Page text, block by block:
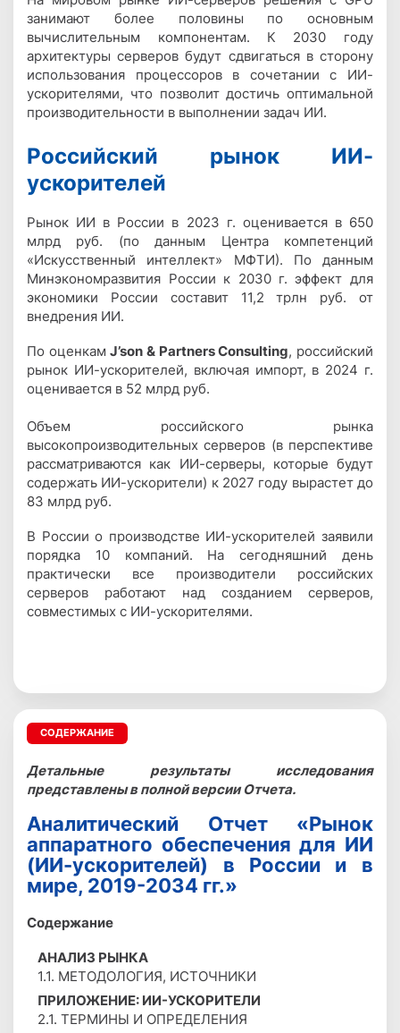
занимают более половины по основным
вычислительным компонентам. К 2030 году
архитектуры серверов будут сдвигаться в сторону
использования процессоров в сочетании с ИИ-
ускорителями, что позволит достичь оптимальной
производительности в выполнении задач ИИ.
Российский рынок ИИ-
ускорителей
Рынок ИИ в России в 2023 г. оценивается в 650
млрд руб. (по данным Центра компетенций
«Искусственный интеллект» МФТИ). По данным
Минэкономразвития России к 2030 г. эффект для
экономики России составит 11,2 трлн руб. от
внедрения ИИ.
По оценкамJ’son & Partners Consulting, российский
рынок ИИ-ускорителей, включая импорт, в 2024 г.
оценивается в 52 млрд руб.
Объем российского рынка
высокопроизводительных серверов (в перспективе
рассматриваются как ИИ-серверы, которые будут
содержать ИИ-ускорители) к 2027 году вырастет до
83 млрд руб.
В России о производстве ИИ-ускорителей заявили
порядка 10 компаний. На сегодняшний день
практически все производители российских
серверов работают над созданием серверов,
совместимых с ИИ-ускорителями.
СОДЕРЖАНИЕ
Детальные результаты исследования
представлены в полной версии Отчета.
Аналитический Отчет «Рынок
аппаратного обеспечения для ИИ
(ИИ-ускорителей) в России и в
мире, 2019-2034 гг.»
Содержание
АНАЛИЗ РЫНКА
1.1. МЕТОДОЛОГИЯ, ИСТОЧНИКИ
ПРИЛОЖЕНИЕ: ИИ-УСКОРИТЕЛИ
2.1. ТЕРМИНЫ И ОПРЕДЕЛЕНИЯ